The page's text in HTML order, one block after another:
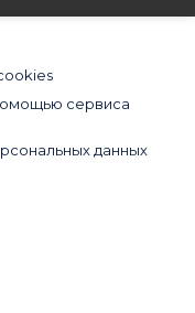
сервиса
данных